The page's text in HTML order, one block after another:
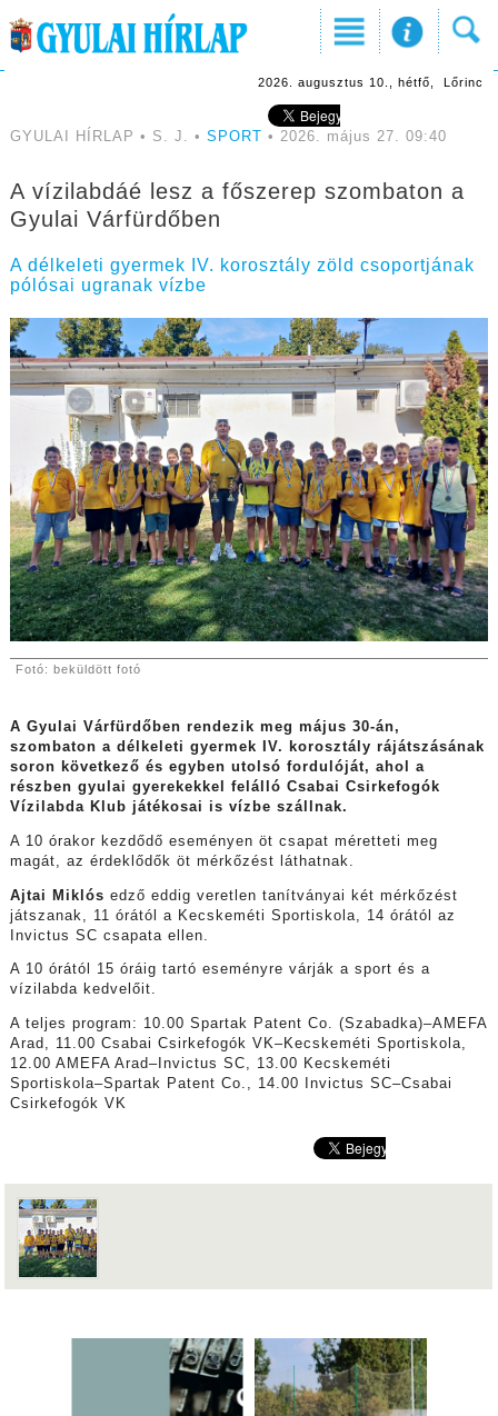
2026. augusztus 10., hétfő, Lőrinc
GYULAI HÍRLAP • S. J. • SPORT • 2026. május 27. 09:40
A vízilabdáé lesz a főszerep szombaton a
Gyulai Várfürdőben
A délkeleti gyermek IV. korosztály zöld csoportjának
pólósai ugranak vízbe
Fotó: beküldött fotó
A Gyulai Várfürdőben rendezik meg május 30-án,
szombaton a délkeleti gyermek IV. korosztály rájátszásának
soron következő és egyben utolsó fordulóját, ahol a
részben gyulai gyerekekkel felálló Csabai Csirkefogók
Vízilabda Klub játékosai is vízbe szállnak.
A 10 órakor kezdődő eseményen öt csapat méretteti meg
magát, az érdeklődők öt mérkőzést láthatnak.
Ajtai Miklós edző eddig veretlen tanítványai két mérkőzést
játszanak, 11 órától a Kecskeméti Sportiskola, 14 órától az
Invictus SC csapata ellen.
A 10 órától 15 óráig tartó eseményre várják a sport és a
vízilabda kedvelőit.
A teljes program: 10.00 Spartak Patent Co. (Szabadka)–AMEFA
Arad, 11.00 Csabai Csirkefogók VK–Kecskeméti Sportiskola,
12.00 AMEFA Arad–Invictus SC, 13.00 Kecskeméti
Sportiskola–Spartak Patent Co., 14.00 Invictus SC–Csabai
Csirkefogók VK